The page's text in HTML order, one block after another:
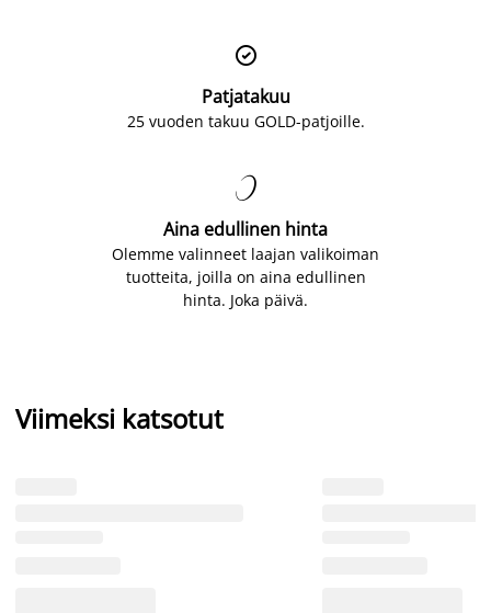

Patjatakuu
25 vuoden takuu GOLD-patjoille.

Aina edullinen hinta
Olemme valinneet laajan valikoiman
tuotteita, joilla on aina edullinen
hinta. Joka päivä.
Viimeksi katsotut